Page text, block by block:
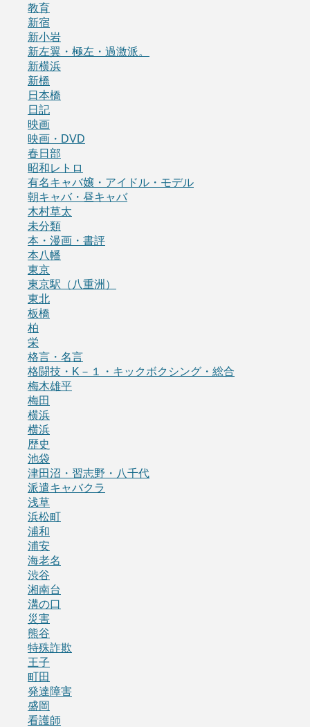
教育
新宿
新小岩
新左翼・極左・過激派。
新横浜
新橋
日本橋
日記
映画
映画・DVD
春日部
昭和レトロ
有名キャバ嬢・アイドル・モデル
朝キャバ・昼キャバ
木村草太
未分類
本・漫画・書評
本八幡
東京
東京駅（八重洲）
東北
板橋
柏
栄
格言・名言
格闘技・K－１・キックボクシング・総合
梅木雄平
梅田
横浜
横浜
歴史
池袋
津田沼・習志野・八千代
派遣キャバクラ
浅草
浜松町
浦和
浦安
海老名
渋谷
湘南台
溝の口
災害
熊谷
特殊詐欺
王子
町田
発達障害
盛岡
看護師